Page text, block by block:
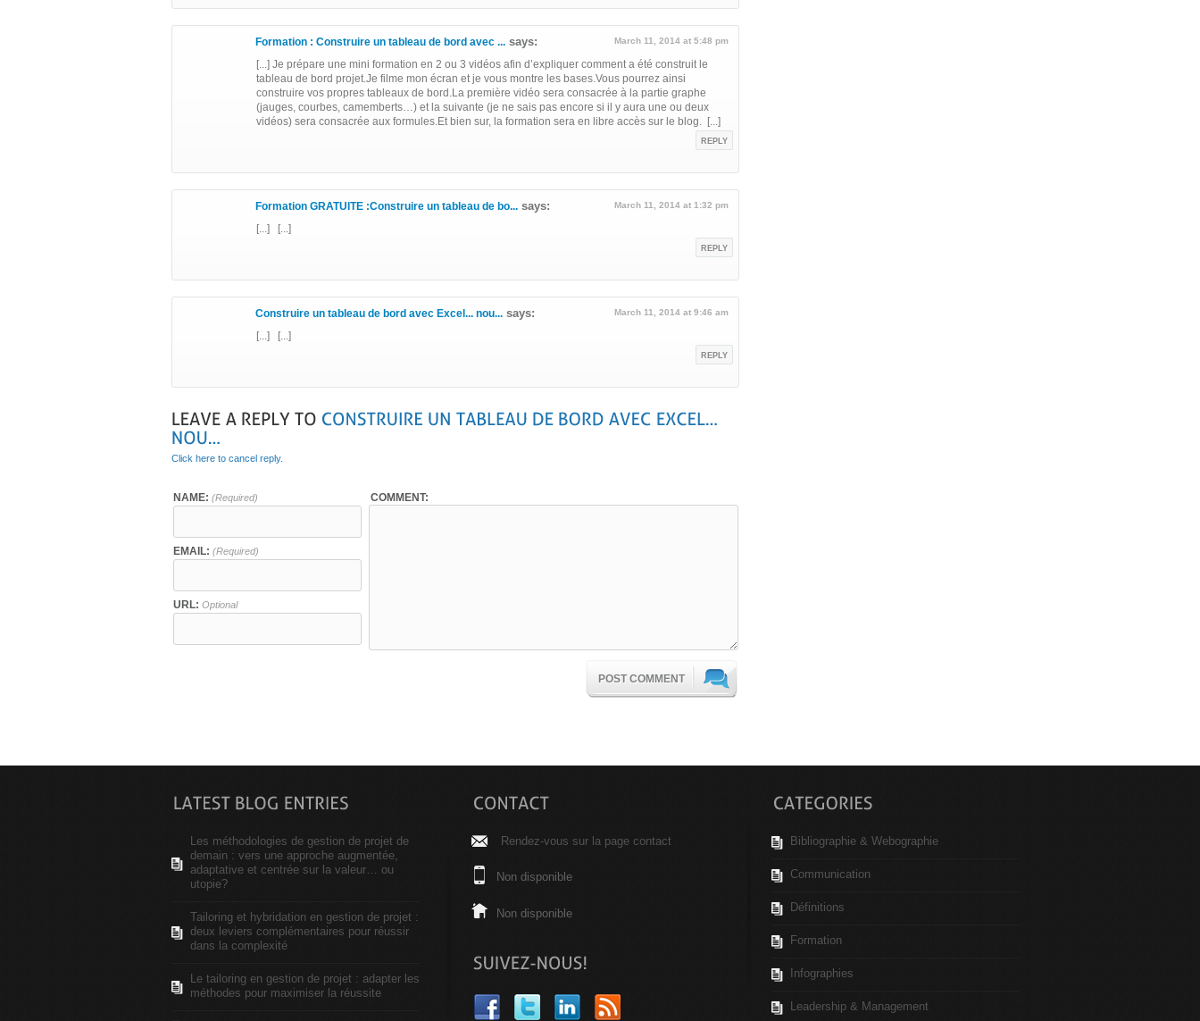
Formation : Construire un tableau de bord avec ... says: March 11, 2014 at 5:48 pm
[...] Je prépare une mini formation en 2 ou 3 vidéos afin d’expliquer comment a été construit le
tableau de bord projet.Je filme mon écran et je vous montre les bases.Vous pourrez ainsi
construire vos propres tableaux de bord.La première vidéo sera consacrée à la partie graphe
(jauges, courbes, camemberts…) et la suivante (je ne sais pas encore si il y aura une ou deux
vidéos) sera consacrée aux formules.Et bien sur, la formation sera en libre accès sur le blog. [...]
REPLY
Formation GRATUITE :Construire un tableau de bo... says: March 11, 2014 at 1:32 pm
[...] [...]
REPLY
Construire un tableau de bord avec Excel... nou... says: March 11, 2014 at 9:46 am
[...] [...]
REPLY
Click here to cancel reply.
NAME: (Required)
EMAIL: (Required)
URL: Optional
COMMENT:
POST COMMENT
Les méthodologies de gestion de projet de
demain : vers une approche augmentée,
adaptative et centrée sur la valeur… ou
utopie?
Tailoring et hybridation en gestion de projet :
deux leviers complémentaires pour réussir
dans la complexité
Le tailoring en gestion de projet : adapter les
méthodes pour maximiser la réussite
Rendez-vous sur la page contact
Non disponible
Non disponible
Bibliographie & Webographie
Communication
Définitions
Formation
Infographies
Leadership & Management